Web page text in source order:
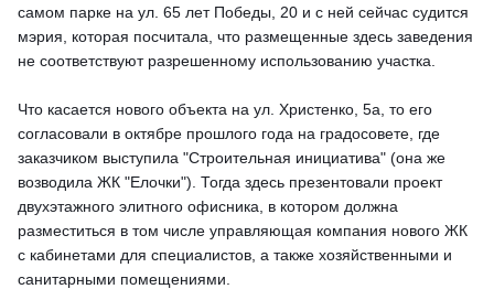
самом парке на ул. 65 лет Победы, 20 и с ней сейчас судится
мэрия, которая посчитала, что размещенные здесь заведения
не соответствуют разрешенному использованию участка.
Что касается нового объекта на ул. Христенко, 5а, то его
согласовали в октябре прошлого года на градосовете, где
заказчиком выступила "Строительная инициатива" (она же
возводила ЖК "Елочки"). Тогда здесь презентовали проект
двухэтажного элитного офисника, в котором должна
разместиться в том числе управляющая компания нового ЖК
с кабинетами для специалистов, а также хозяйственными и
санитарными помещениями.